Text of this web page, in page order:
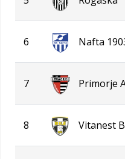
6 Nafta
7 Primorje
8 Vitanest